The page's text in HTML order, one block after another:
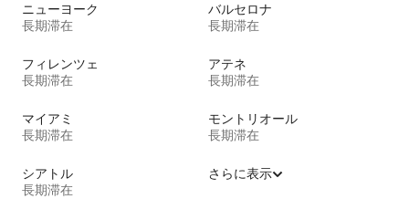
ニューヨーク
長期滞在
バルセロナ
長期滞在
フィレンツェ
長期滞在
アテネ
長期滞在
マイアミ
長期滞在
モントリオール
長期滞在
シアトル
長期滞在
さらに表示